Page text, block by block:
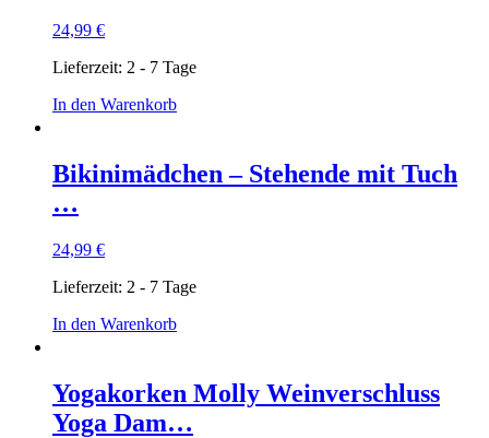
24,99 €
Lieferzeit: 2 - 7 Tage
In den Warenkorb
Bikinimädchen – Stehende mit Tuch
…
24,99 €
Lieferzeit: 2 - 7 Tage
In den Warenkorb
Yogakorken Molly Weinverschluss
Yoga Dam…